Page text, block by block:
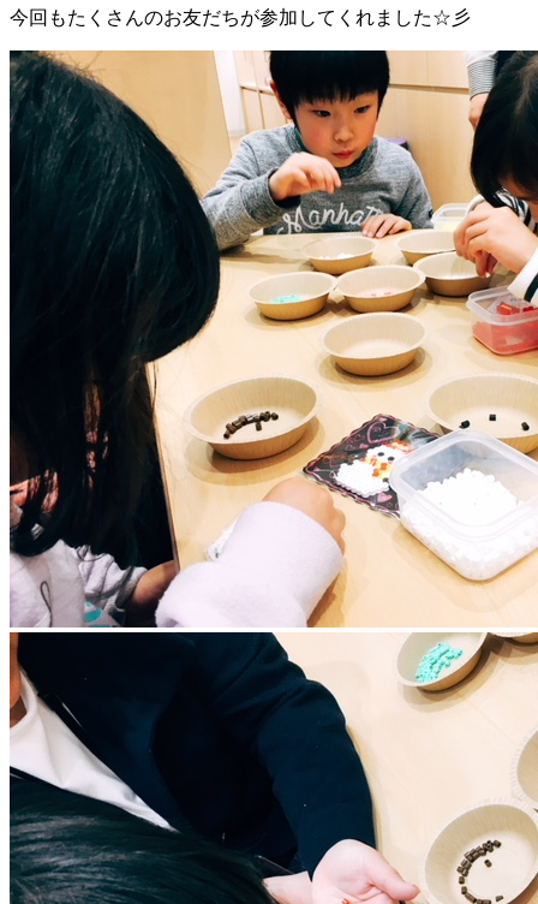
今回もたくさんのお友だちが参加してくれました☆彡